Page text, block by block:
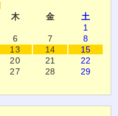
木 金
土
1
6 7
8
13 14
15
20 21
22
27 28
29